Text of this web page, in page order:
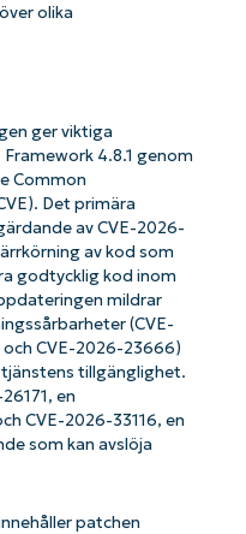
olika
ger viktiga
4.8.1 genom
Common
Det primära
av CVE-2026-
av kod som
godtycklig kod inom
mildrar
(CVE-
CVE-2026-23666)
tillgänglighet.
en
CVE-2026-33116, en
som kan avslöja
patchen